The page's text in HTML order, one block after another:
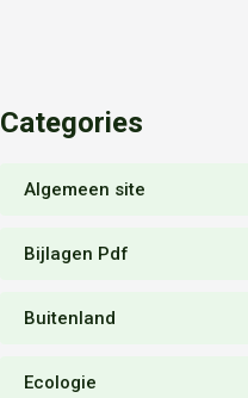
Categories
Algemeen site
Bijlagen Pdf
Buitenland
Ecologie